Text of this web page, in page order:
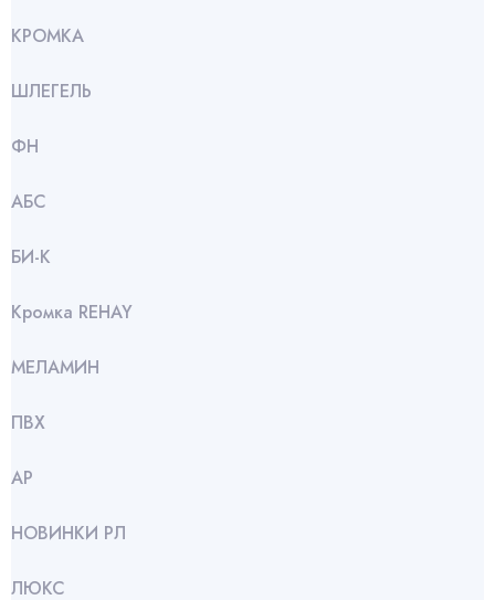
КРОМКА
ШЛЕГЕЛЬ
ФН
АБС
БИ-К
Кромка REHAY
МЕЛАМИН
ПВХ
АР
НОВИНКИ РЛ
ЛЮКС